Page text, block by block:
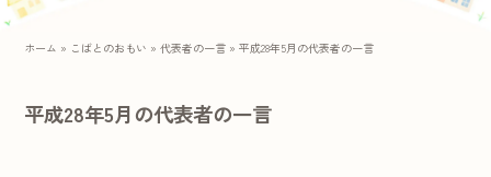
ホーム » こばとのおもい »代表者の一言 »平成28年5月の代表者の一言
平成28年5月の代表者の一言